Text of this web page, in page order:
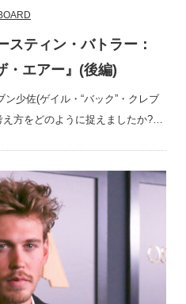
ティン・バトラー：
・エアー』(後編)
少佐(ゲイル・“バック”・クレブ
方をどのように捉えましたか?…